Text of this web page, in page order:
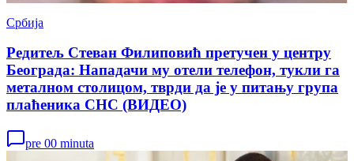
Србија
Редитељ Стеван Филиповић претучен у центру
Београда: Нападачи му отели телефон, тукли га
металном столицом, тврди да је у питању група
плаћеника СНС (ВИДЕО)
pre 00 minuta